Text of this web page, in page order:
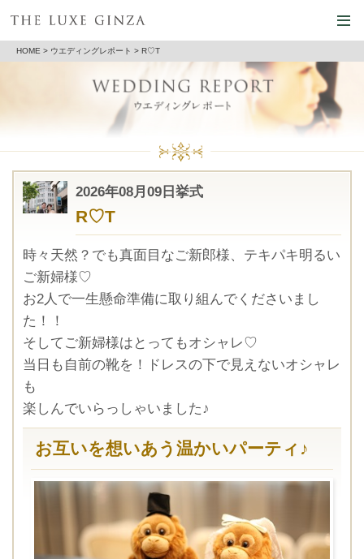
HOME > ウエディングレポート > R♡T
2026年08月09日挙式
R♡T
時々天然？でも真面目なご新郎様、テキパキ明るい
ご新婦様♡
お2人で一生懸命準備に取り組んでくださいまし
た！！
そしてご新婦様はとってもオシャレ♡
当日も自前の靴を！ドレスの下で見えないオシャレ
も
楽しんでいらっしゃいました♪
お互いを想いあう温かいパーティ♪